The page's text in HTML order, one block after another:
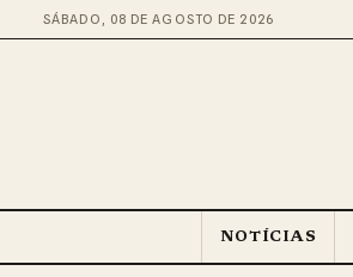
SÁBADO, 08 DE AGOSTO DE 2026
NOTÍCIAS